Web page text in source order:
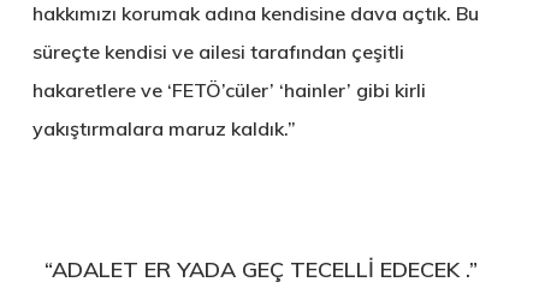
hakkımızı korumak adına kendisine dava açtık. Bu
süreçte kendisi ve ailesi tarafından çeşitli
hakaretlere ve ‘FETÖ’cüler’ ‘hainler’ gibi kirli
yakıştırmalara maruz kaldık.”
“ADALET ER YADA GEÇ TECELLİ EDECEK .”